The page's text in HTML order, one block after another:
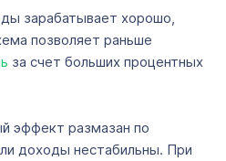
зарабатывает хорошо,
позволяет раньше
за счет больших процентных
эффект размазан по
доходы нестабильны. При